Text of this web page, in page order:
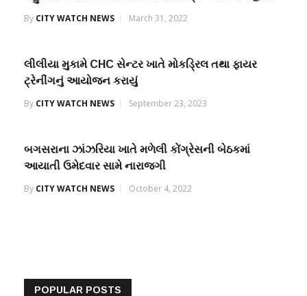
By CITY WATCH NEWS March 31, 2022
લીલીયા મુકામે CHC સેન્ટર ખાતે મોકડ્રિલ તથા ફાયર
ટ્રેનીંગનું આયોજન કરાયું
By CITY WATCH NEWS September 23, 2023
બગસરાના ઝાંઝરિયા ખાતે મળેલી કોંગ્રેસની બેઠકમાં
આયાતી ઉમેદવાર સામે નારાજગી
By CITY WATCH NEWS October 4, 2022
POPULAR POSTS